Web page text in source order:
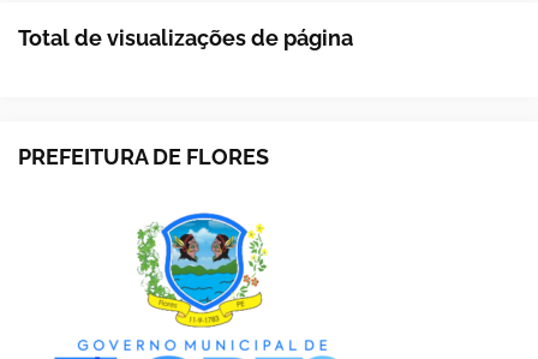
Total de visualizações de página
PREFEITURA DE FLORES